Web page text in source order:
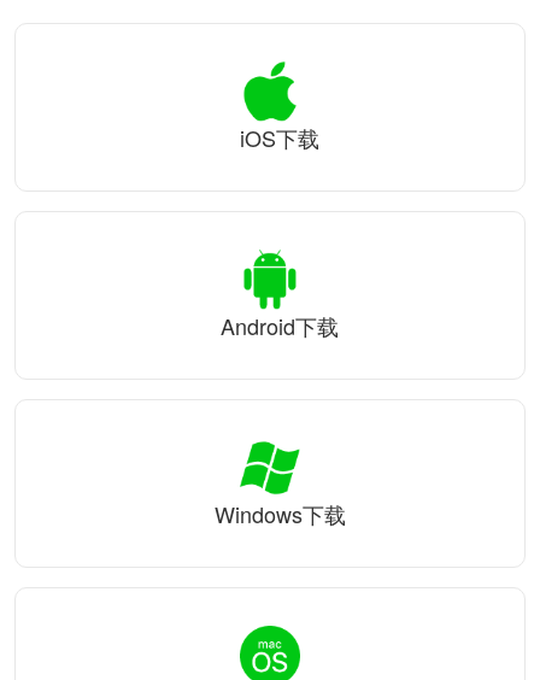
iOS下载
Android下载
Windows下载